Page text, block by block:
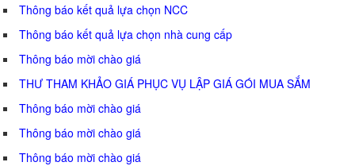
Thông báo kết quả lựa chọn NCC
Thông báo kết quả lựa chọn nhà cung cấp
Thông báo mời chào giá
THƯ THAM KHẢO GIÁ PHỤC VỤ LẬP GIÁ GÓI MUA SẮM
Thông báo mời chào giá
Thông báo mời chào giá
Thông báo mời chào giá